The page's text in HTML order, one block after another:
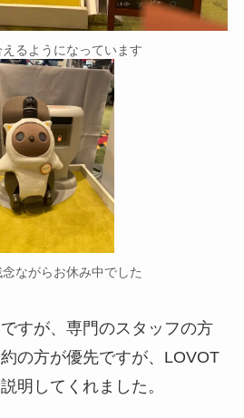
るようになっています
ながらお休み中でした
すが、専門のスタッフの方
の方が優先ですが、LOVOT
明してくれました。